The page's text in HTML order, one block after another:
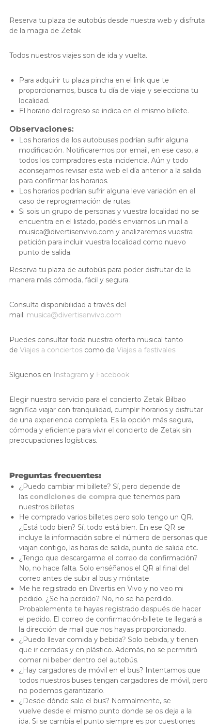
Reserva tu plaza de autobús desde nuestra web y disfruta
de la magia de Zetak
Todos nuestros viajes son de ida y vuelta.
Para adquirir tu plaza pincha en el link que te
proporcionamos, busca tu día de viaje y selecciona tu
localidad.
El horario del regreso se indica en el mismo billete.
Observaciones:
Los horarios de los autobuses podrían sufrir alguna
modificación. Notificaremos por email, en ese caso, a
todos los compradores esta incidencia. Aún y todo
aconsejamos revisar esta web el día anterior a la salida
para confirmar los horarios.
Los horarios podrían sufrir alguna leve variación en el
caso de reprogramación de rutas.
Si sois un grupo de personas y vuestra localidad no se
encuentra en el listado, podéis enviarnos un mail a
musica@divertisenvivo.com y analizaremos vuestra
petición para incluir vuestra localidad como nuevo
punto de salida.
Reserva tu plaza de autobús para poder disfrutar de la
manera más cómoda, fácil y segura.
Consulta disponibilidad a través del
mail: musica@divertisenvivo.com
Puedes consultar toda nuestra oferta musical tanto
de Viajes a conciertoscomo de Viajes a festivales
Síguenos en Instagram y Facebook
Elegir nuestro servicio para el concierto Zetak Bilbao
significa viajar con tranquilidad, cumplir horarios y disfrutar
de una experiencia completa. Es la opción más segura,
cómoda y eficiente para vivir el concierto de Zetak sin
preocupaciones logísticas.
Preguntas frecuentes:
¿Puedo cambiar mi billete? Sí, pero depende de
las condiciones de compra que tenemos para
nuestros billetes
He comprado varios billetes pero solo tengo un QR.
¿Está todo bien? Sí, todo está bien. En ese QR se
incluye la información sobre el número de personas que
viajan contigo, las horas de salida, punto de salida etc.
¿Tengo que descargarme el correo de confirmación?
No, no hace falta. Solo enséñanos el QR al final del
correo antes de subir al bus y móntate.
Me he registrado en Divertis en Vivo y no veo mi
pedido. ¿Se ha perdido? No, no se ha perdido.
Probablemente te hayas registrado después de hacer
el pedido. El correo de confirmación-billete te llegará a
la dirección de mail que nos hayas proporcionado.
¿Puedo llevar comida y bebida? Solo bebida, y tienen
que ir cerradas y en plástico. Además, no se permitirá
comer ni beber dentro del autobús.
¿Hay cargadores de móvil en el bus? Intentamos que
todos nuestros buses tengan cargadores de móvil, pero
no podemos garantizarlo.
¿Desde dónde sale el bus? Normalmente, se
vuelve desde el mismo punto donde se os deja a la
ida. Si se cambia el punto siempre es por cuestiones